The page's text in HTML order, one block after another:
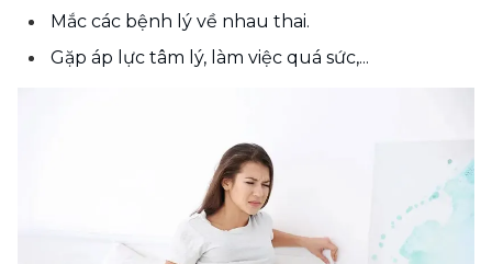
Mắc các bệnh lý về nhau thai.
Gặp áp lực tâm lý, làm việc quá sức,...